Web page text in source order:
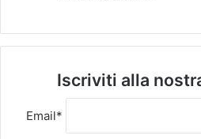
Iscriviti alla
Email*